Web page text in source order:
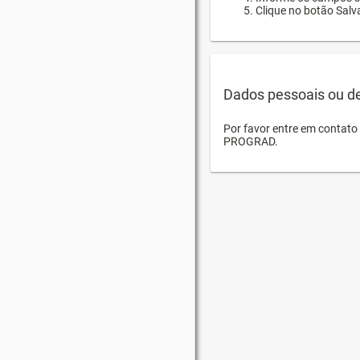
Clique no botão
Dados pessoais ou
Por favor entre em
PROGRAD.